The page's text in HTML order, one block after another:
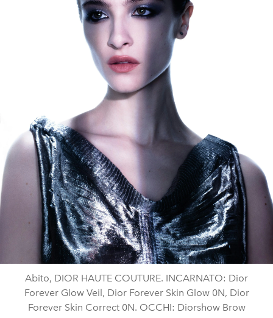
Abito, DIOR HAUTE COUTURE. INCARNATO: Dior
Forever Glow Veil, Dior Forever Skin Glow 0N, Dior
Forever Skin Correct 0N. OCCHI: Diorshow Brow